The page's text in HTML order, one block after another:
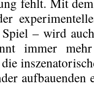
– wird
immer
aufbauenden